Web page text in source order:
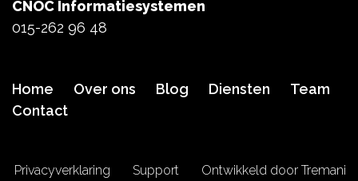
CNOC Informatiesystemen
015-262 96 48
Home Over ons Blog Diensten
Team
Contact
Privacyverklaring Support Ontwikkeld door Tremani